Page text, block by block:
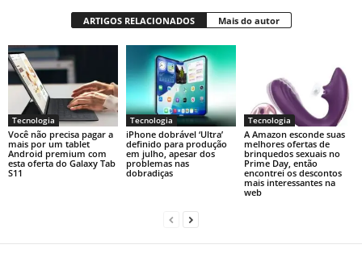
ARTIGOS RELACIONADOS Mais do autor
Tecnologia
Você não precisa pagar a
mais por um tablet
Android premium com
esta oferta do Galaxy Tab
S11
Tecnologia
iPhone dobrável ‘Ultra’
definido para produção
em julho, apesar dos
problemas nas
dobradiças
Tecnologia
A Amazon esconde suas
melhores ofertas de
brinquedos sexuais no
Prime Day, então
encontrei os descontos
mais interessantes na
web